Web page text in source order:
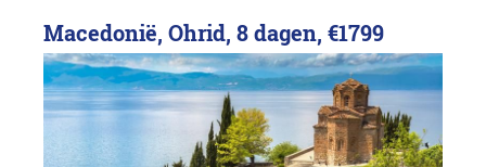
Macedonië, Ohrid, 8 dagen, €1799